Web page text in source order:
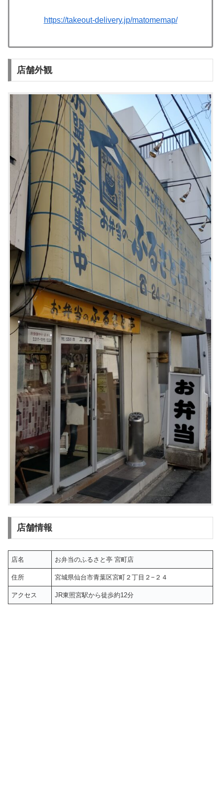
https://takeout-delivery.jp/matomemap/
店舗外観
店舗情報
店名 お弁当のふるさと亭 宮町店
住所 宮城県仙台市青葉区宮町２丁目２−２４
アクセス JR東照宮駅から徒歩約12分